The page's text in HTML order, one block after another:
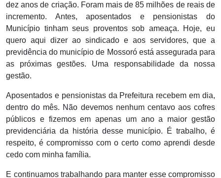
dez anos de criação. Foram mais de 85 milhões de reais de
incremento. Antes, aposentados e pensionistas do
Município tinham seus proventos sob ameaça. Hoje, eu
quero aqui dizer ao sindicado e aos servidores, que a
previdência do município de Mossoró está assegurada para
as próximas gestões. Uma responsabilidade da nossa
gestão.
Aposentados e pensionistas da Prefeitura recebem em dia,
dentro do mês. Não devemos nenhum centavo aos cofres
públicos e fizemos em apenas um ano a maior gestão
previdenciária da história desse município. É trabalho, é
respeito, é compromisso com o certo como aprendi desde
cedo com minha família.
E continuamos trabalhando para manter esse compromisso